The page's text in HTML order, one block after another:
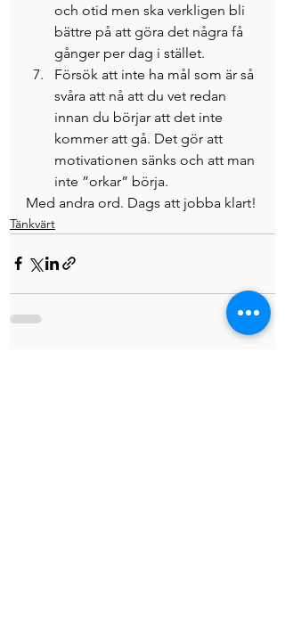
och otid men ska verkligen bli
bättre på att göra det några få
gånger per dag i stället.
Försök att inte ha mål som är så
svåra att nå att du vet redan
innan du börjar att det inte
kommer att gå. Det gör att
motivationen sänks och att man
inte ”orkar” börja.
Med andra ord. Dags att jobba klart!
Tänkvärt